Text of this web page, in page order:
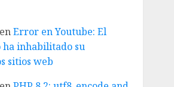
Error en Youtube: El
inhabilitado su
sitios web